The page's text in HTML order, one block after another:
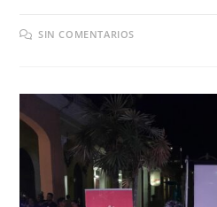
SIN COMENTARIOS